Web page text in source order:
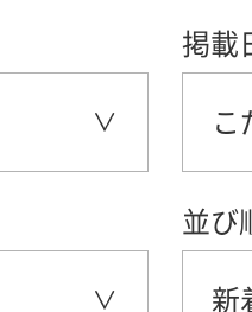
掲載
こ
並び
新